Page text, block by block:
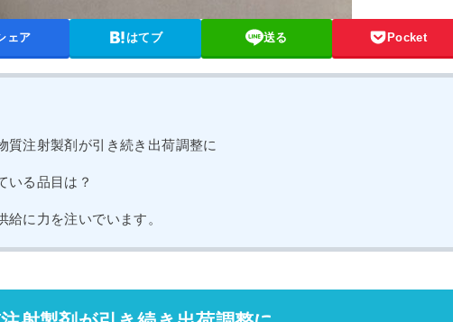
ェア はてブ 送る Pocket
質注射製剤が引き続き出荷調整に
いる品目は？
給に力を注いでいます。